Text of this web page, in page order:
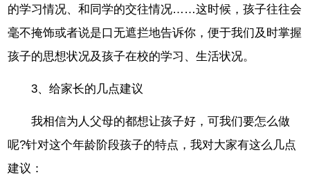
的学习情况、和同学的交往情况……这时候，孩子往往会
毫不掩饰或者说是口无遮拦地告诉你，便于我们及时掌握
孩子的思想状况及孩子在校的学习、生活状况。
3、给家长的几点建议
我相信为人父母的都想让孩子好，可我们要怎么做
呢?针对这个年龄阶段孩子的特点，我对大家有这么几点
建议：